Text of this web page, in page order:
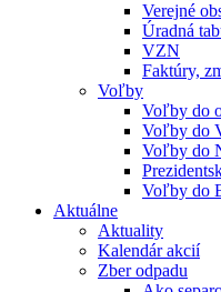
Verejné
Úradná
VZN
Faktúry,
Voľby
Voľby do
Voľby do
Voľby do
Voľby do
Aktuálne
Aktuality
Kalendár akcií
Zber odpadu